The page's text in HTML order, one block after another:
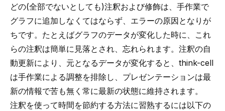
どの(全部でないとしても)注釈および修飾は、手作業で
グラフに追加しなくてはならず、エラーの原因となりが
ちです。たとえばグラフのデータが変化した時に、これ
らの注釈は簡単に見落とされ、忘れられます。注釈の自
動更新により、元となるデータが変化すると、think-cell
は手作業による調整を排除し、プレゼンテーションは最
新の情報で苦も無く常に最新の状態に維持されます。
注釈を使って時間を節約する方法に習熟するには以下の